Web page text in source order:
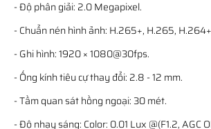
- Độ phân giải: 2.0 Megapixel.
- Chuẩn nén hình ảnh: H.265+, H.265,
- Ghi hình: 1920 × 1080@30fps.
- Ống kính tiêu cự thay đổi: 2.8 - 12 mm.
- Tầm quan sát hồng ngoại: 30 mét.
- Độ nhạy sáng: Color: 0.01 Lux @(F1.2, AGC